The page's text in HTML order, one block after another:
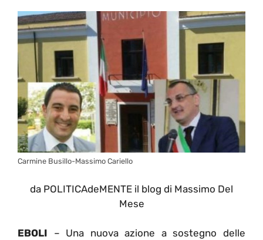
Carmine Busillo-Massimo Cariello
da POLITICAdeMENTE il blog di Massimo Del
Mese
EBOLI – Una nuova azione a sostegno delle